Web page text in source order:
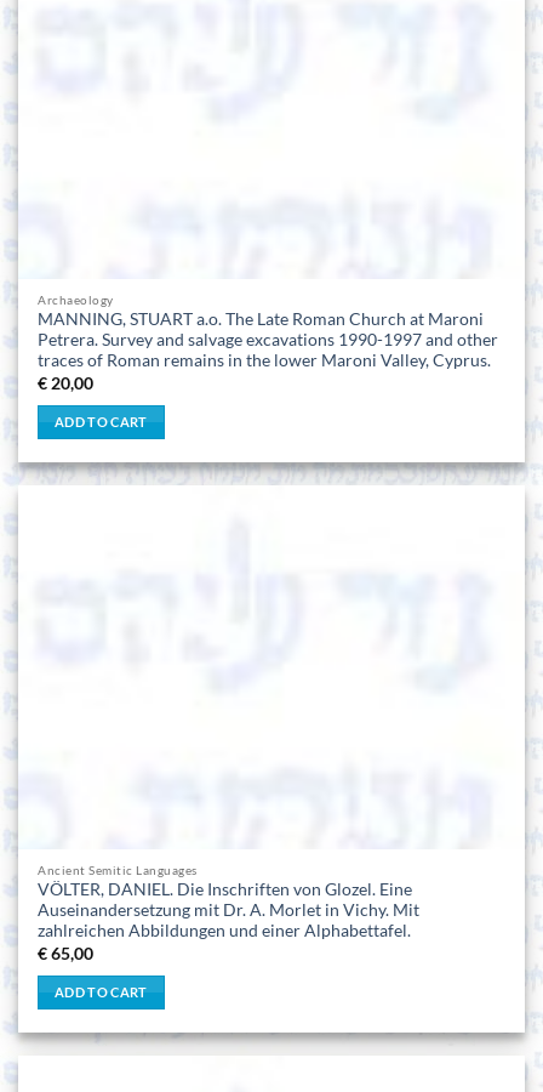
Archaeology
MANNING, STUART a.o. The Late Roman Church at Maroni
Petrera. Survey and salvage excavations 1990-1997 and other
traces of Roman remains in the lower Maroni Valley, Cyprus.
€ 20,00
ADD TO CART
Ancient Semitic Languages
VÖLTER, DANIEL. Die Inschriften von Glozel. Eine
Auseinandersetzung mit Dr. A. Morlet in Vichy. Mit
zahlreichen Abbildungen und einer Alphabettafel.
€65,00
ADD TO CART